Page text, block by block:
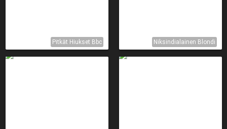
Pitkät Hiukset Bbc Niksindialainen Blondi